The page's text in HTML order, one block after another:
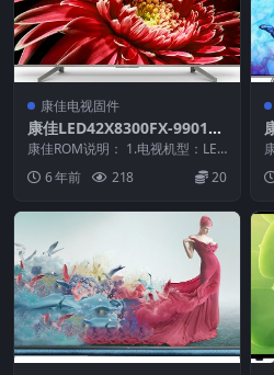
康佳电视固件
康佳LED42X8300FX-990118
51-V1.0.07原厂系统刷机电视
固件包下载
康佳ROM说明： 1.电视机型：LED
42X8300FX 2.物料号：99011...
6 年前 218 20